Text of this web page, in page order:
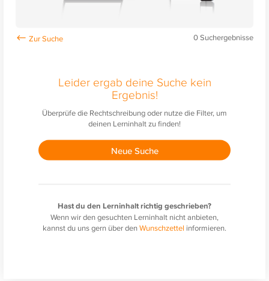
0Suchergebnisse
Leider ergab deine Suche kein
Ergebnis!
Überprüfe die Rechtschreibung oder nutze die Filter, um
deinen Lerninhalt zu finden!
Neue Suche
Hast du den Lerninhalt richtig geschrieben?
Wenn wir den gesuchten Lerninhalt nicht anbieten,
kannst du uns gern über denWunschzettel informieren.